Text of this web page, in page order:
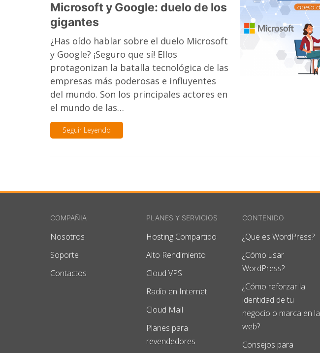
Microsoft y Google: duelo de los
gigantes
¿Has oído hablar sobre el duelo Microsoft
y Google? ¡Seguro que sí! Ellos
protagonizan la batalla tecnológica de las
empresas más poderosas e influyentes
del mundo. Son los principales actores en
el mundo de las…
Seguir Leyendo
COMPAÑIA
Nosotros
Soporte
Contactos
PLANES Y SERVICIOS
Hosting Compartido
Alto Rendimiento
Cloud VPS
Radio en Internet
Cloud Mail
Planes para
revendedores
CONTENIDO
¿Que es WordPress?
¿Cómo usar
WordPress?
¿Cómo reforzar la
identidad de tu
negocio o marca en la
web?
Consejos para